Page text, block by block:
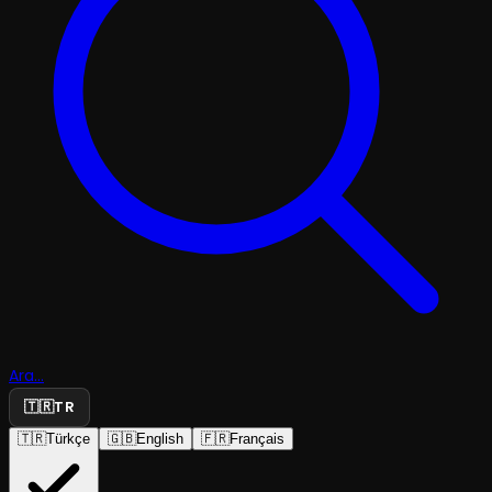
Ara...
🇹🇷TR
🇹🇷Türkçe 🇬🇧English 🇫🇷Français